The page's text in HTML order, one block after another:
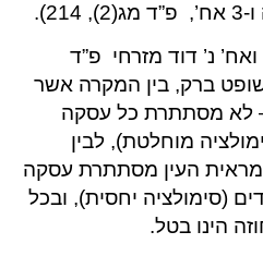
ביטון ואח’ נ’ דוד מזרחי פ”ד
כב’ השופט ברק, בין המקרה אשר
– לא מסתתרת כל עסקה
מוחלטת), לבין
העין מסתתרת עסקה
(סימולציה יחסית), ובכל
הינו בטל.